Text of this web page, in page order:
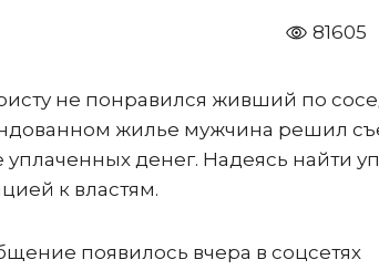
81605
не понравился живший по
жилье мужчина решил
уплаченных денег. Надеясь найти
к властям.
появилось вчера в соцсетях